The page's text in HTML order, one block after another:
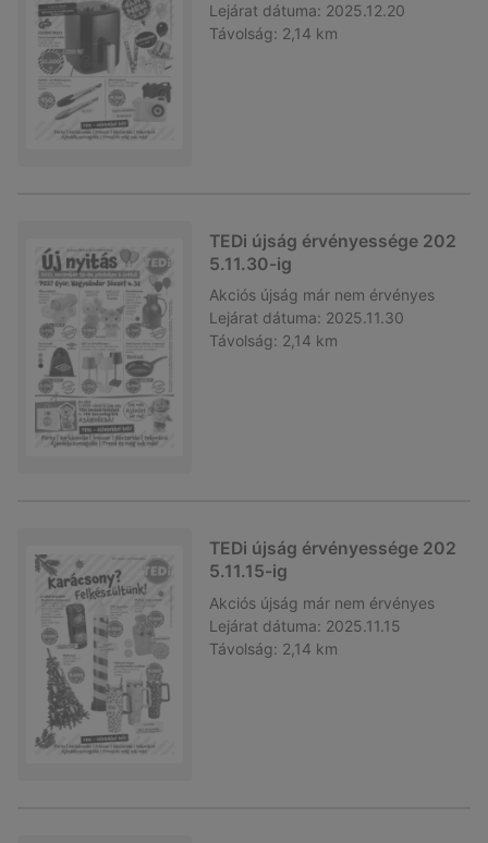
Lejárat dátuma: 2025.12.20
Távolság: 2,14 km
TEDi újság érvényessége 202
5.11.30-ig
Akciós újság már nem érvényes
Lejárat dátuma: 2025.11.30
Távolság: 2,14 km
TEDi újság érvényessége 202
5.11.15-ig
Akciós újság már nem érvényes
Lejárat dátuma: 2025.11.15
Távolság: 2,14 km